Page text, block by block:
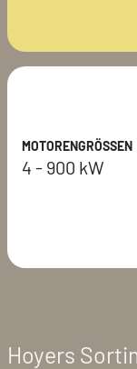
MOTORENGRÖSSEN
4 - 900 kW
Hoyers